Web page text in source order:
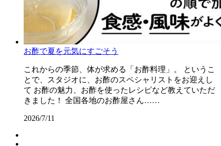
お酢で夏を元気にすごそう
これからの季節、体が求める「お酢料理」。 というこ
とで、スタジオに、お酢のスペシャリストをお迎えし
て お酢の魅力、お酢を使ったレシピなど教えていただ
きました！ 全国各地のお酢屋さん……
2026/7/11